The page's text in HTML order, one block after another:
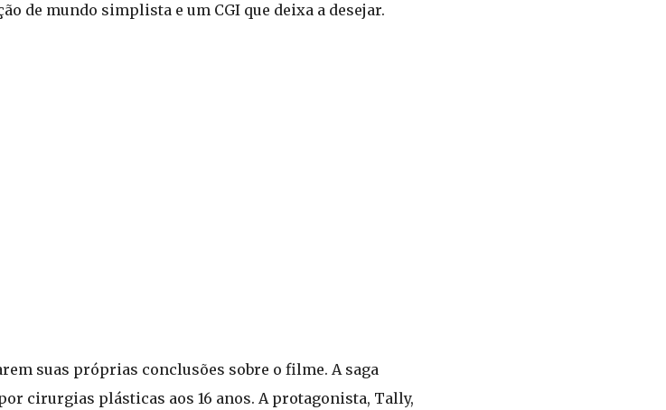
de mundo simplista e um CGI que deixa a desejar.
suas próprias conclusões sobre o filme. A saga
cirurgias plásticas aos 16 anos. A protagonista, Tally,